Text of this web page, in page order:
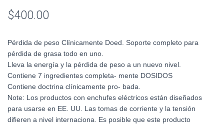
$400.00
Pérdida de peso Clínicamente Doed. Soporte completo para
pérdida de grasa todo en uno.
Lleva la energía y la pérdida de peso a un nuevo nivel.
Contiene 7 ingredientes completa- mente DOSIDOS
Contiene doctrina clínicamente pro- bada.
Note: Los productos con enchufes eléctricos están diseñados
para usarse en EE. UU. Las tomas de corriente y la tensión
difieren a nivel internaciona. Es posible que este producto